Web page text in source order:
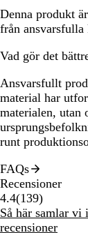
Denna produkt
från ansvarsfulla
Vad gör det
Ansvarsfullt
material har
materialen, utan
runt
FAQs
Recensioner
4.4(139139
)
Så här samlar vi
recensioner